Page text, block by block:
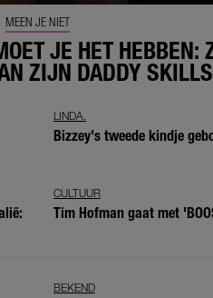
MEEN JE NIET
JE HET HEBBEN:
ZIJN DADDY SKILLS
LINDA.
Bizzey's tweede kindje
CULTUUR
Tim Hofman gaat met
BEKEND